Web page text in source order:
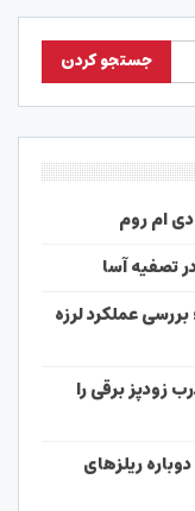
ام روم
تصفیه آسا
بررسی عملکرد لرزه
زودپز برقی را
ریلزهای